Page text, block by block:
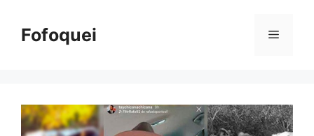
paraFofoquei Menu